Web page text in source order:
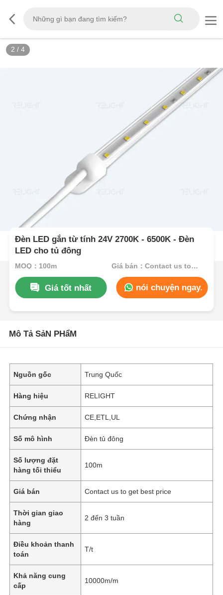
2 / 4
Đèn LED gắn từ tính 24V 2700K - 6500K - Đèn
LED cho tủ đông
MOQ：100m Giá bán：Contact us to get best price
Giá tốt nhất nói chuyện ngay.
Mô Tả SảN PHẩM
Nguồn gốc Trung Quốc
Hàng hiệu RELIGHT
Chứng nhận CE,ETL,UL
Số mô hình Đèn tủ đông
Số lượng đặt
hàng tối thiểu
100m
Giá bán Contact us to get best price
Thời gian giao
hàng
2 đến 3 tuần
Điều khoản thanh
toán
T/t
Khả năng cung
cấp
10000m/m